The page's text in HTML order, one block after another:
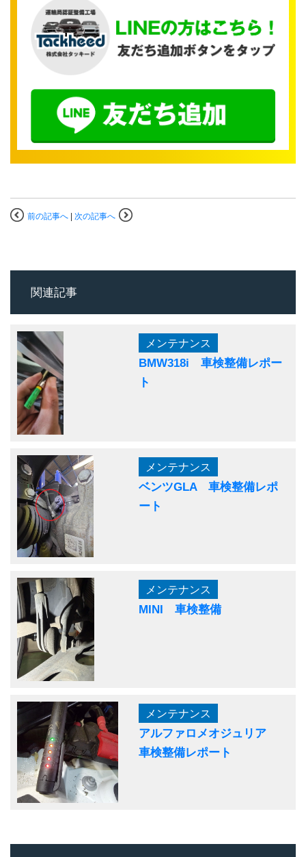
前の記事へ | 次の記事へ
関連記事
メンテナンス
BMW318i 車検整備レポー
ト
メンテナンス
ベンツGLA 車検整備レポ
ート
メンテナンス
MINI 車検整備
メンテナンス
アルファロメオジュリア
車検整備レポート